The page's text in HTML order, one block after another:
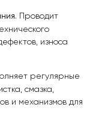
Проводит
износа
регулярные
смазка,
и механизмов для